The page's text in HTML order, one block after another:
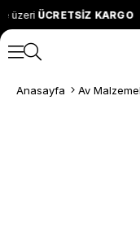
üzeri ÜCRETSİZ KARGO
Anasayfa Av